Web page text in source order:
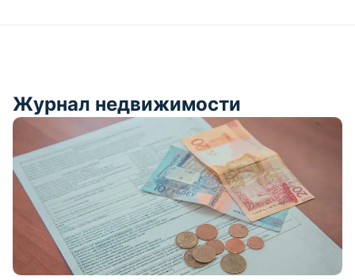
Журнал недвижимости